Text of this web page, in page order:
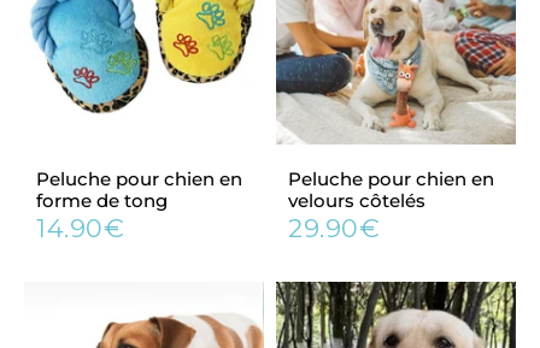
Peluche pour chien en
forme de tong
Prix
14.90€
Peluche pour chien en
velours côtelés
Prix
29.90€